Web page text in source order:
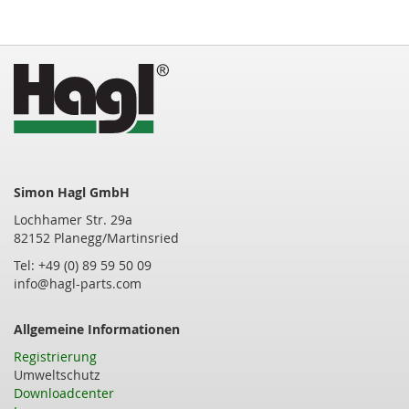
Simon Hagl GmbH
Lochhamer Str. 29a
82152 Planegg/Martinsried
Tel: +49 (0) 89 59 50 09
info@hagl-parts.com
Allgemeine Informationen
Registrierung
Umweltschutz
Downloadcenter